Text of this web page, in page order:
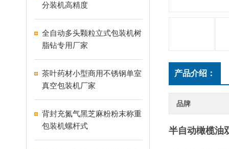
分装机高精度
全自动多头颗粒立式包装机树
脂钻专用厂家
茶叶药材小型商用不锈钢单室
真空包装机厂家
背封充氮气黑芝麻粉粉末称重
包装机螺杆式
产品介绍：
品牌
半自动橄榄油